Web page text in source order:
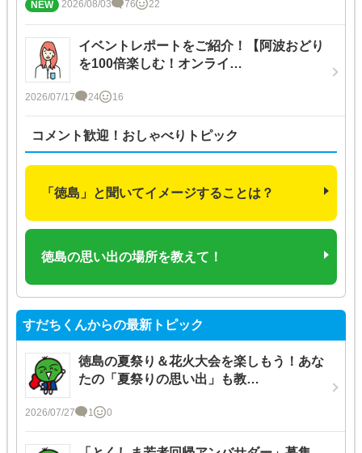
2026/08/03 76 22
イベントレポートをご紹介！【阿波おどり
を100倍楽しむ！オンライ…
2026/07/17 24 16
コメント歓迎！おしゃべりトピック
「徳島」と聞いてイメージすることは？
徳島の思い出の場所を教えて！
すだちくんからの最新トピック
徳島の夏祭り＆花火大会を楽しもう！あな
たの「夏祭りの思い出」も教…
2026/07/27 1 0